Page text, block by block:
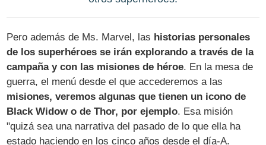
Pero además de Ms. Marvel, las historias personales
de los superhéroes se irán explorando a través de la
campaña y con las misiones de héroe. En la mesa de
guerra, el menú desde el que accederemos a las
misiones, veremos algunas que tienen un icono de
Black Widow o de Thor, por ejemplo. Esa misión
"quizá sea una narrativa del pasado de lo que ella ha
estado haciendo en los cinco años desde el día-A.